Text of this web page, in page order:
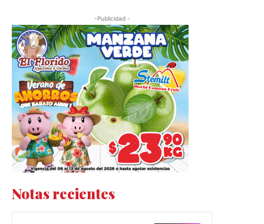
-Publicidad -
Notas recientes